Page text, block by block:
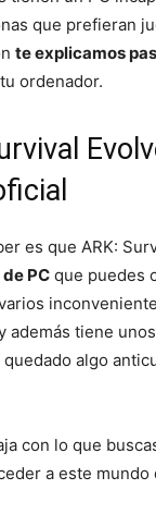
que prefieran
te explicamos
ordenador.
es que ARK:
PC que puedes
además tiene
algo
con lo que
a este